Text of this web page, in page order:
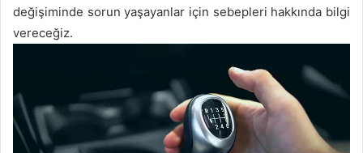
değişiminde sorun yaşayanlar için sebepleri hakkında bilgi
vereceğiz.